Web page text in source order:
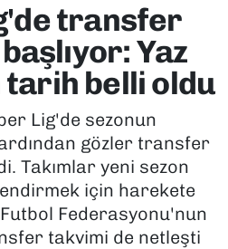
transfer
Yaz
tarih belli oldu
Lig'de sezonun
gözler transfer
Takımlar yeni sezon
için harekete
Federasyonu'nun
takvimi de netleşti